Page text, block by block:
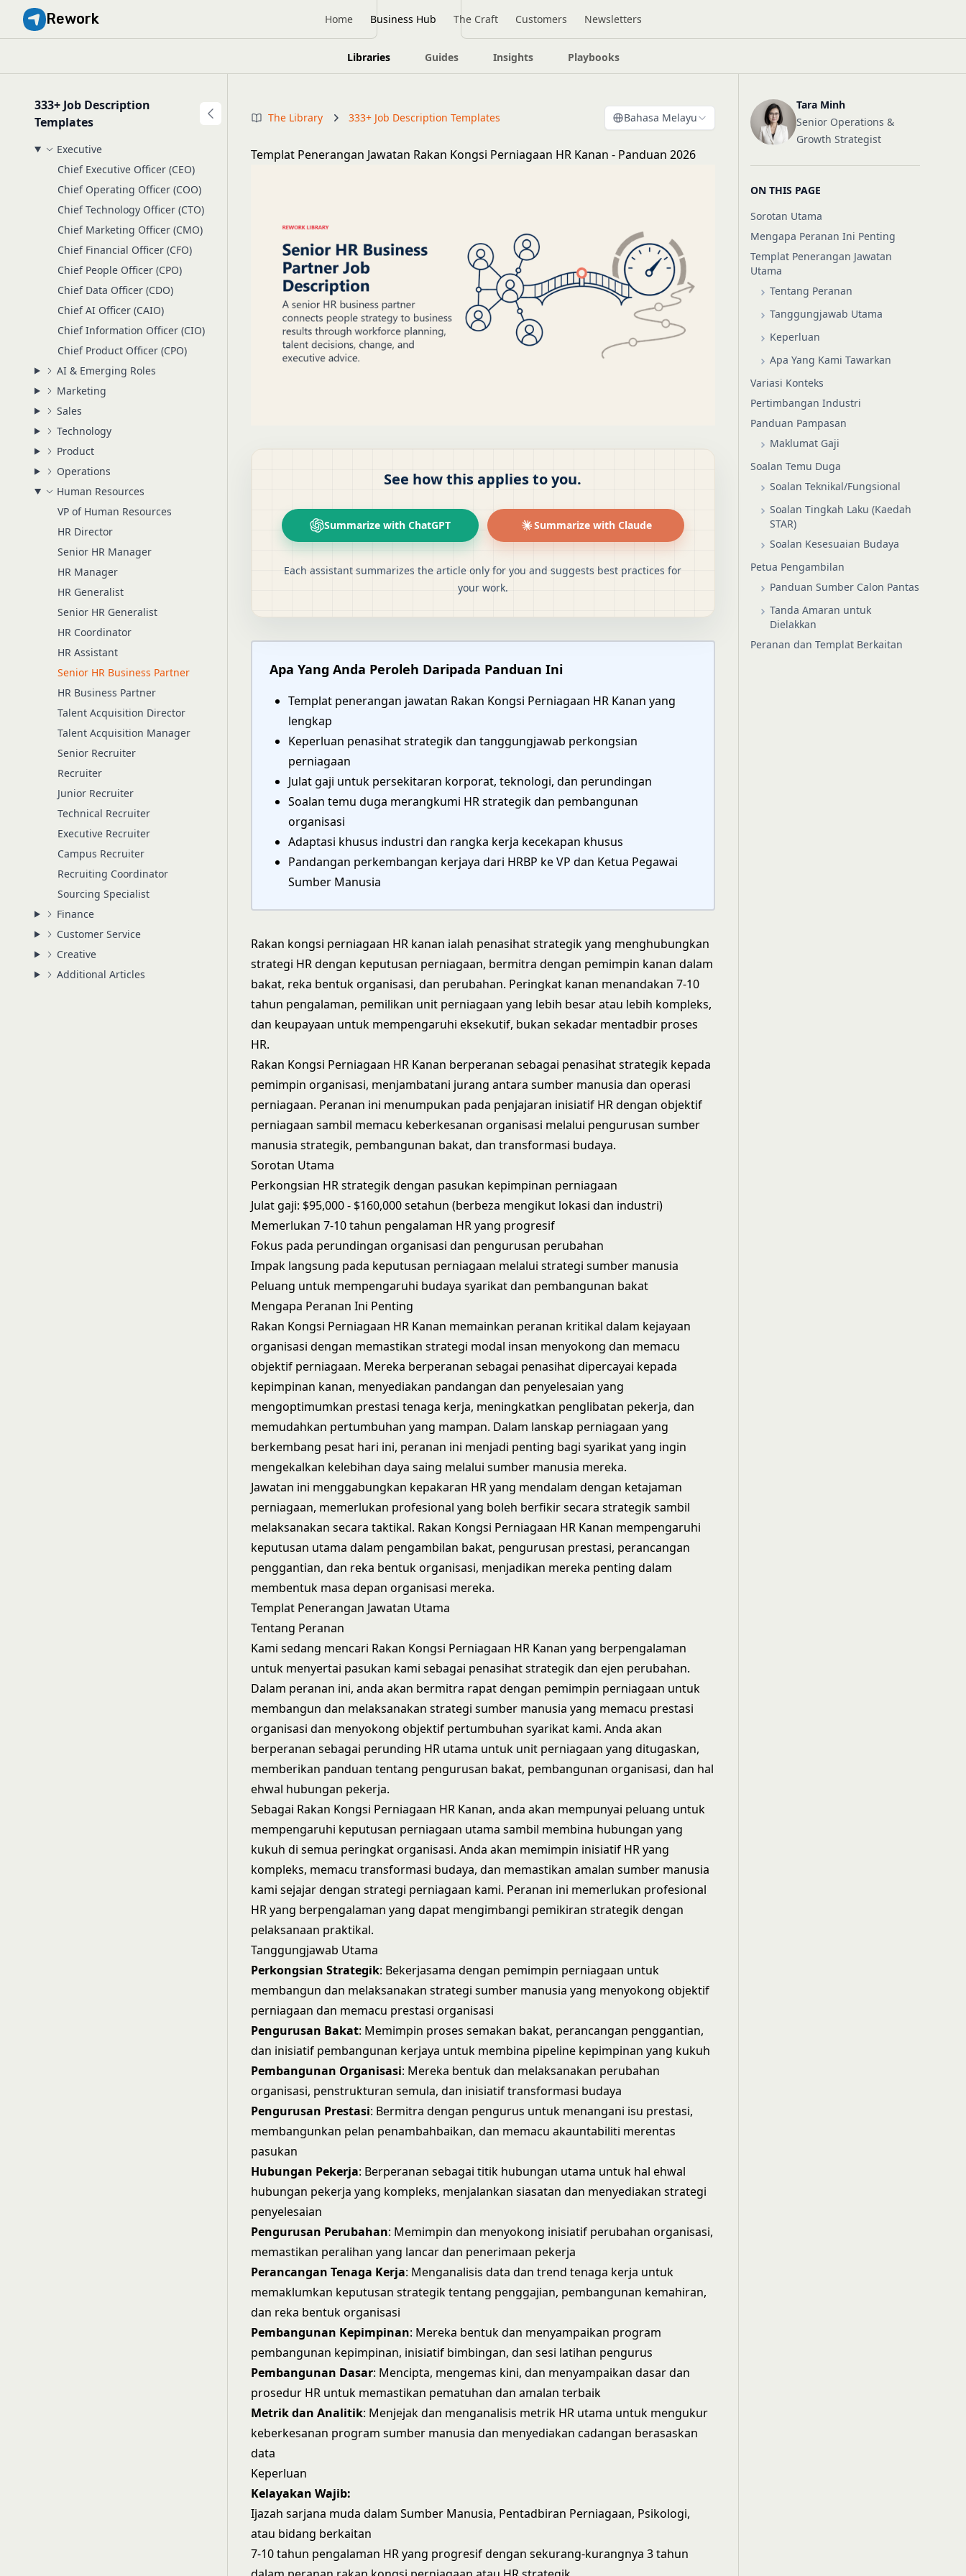
Rework Home Business Hub The Craft Customers Newsletters
Libraries Guides Insights Playbooks
333+ Job Description
Templates
Executive
Chief Executive Officer (CEO)
Chief Operating Officer (COO)
Chief Technology Officer (CTO)
Chief Marketing Officer (CMO)
Chief Financial Officer (CFO)
Chief People Officer (CPO)
Chief Data Officer (CDO)
Chief AI Officer (CAIO)
Chief Information Officer (CIO)
Chief Product Officer (CPO)
AI & Emerging Roles
Marketing
Sales
Technology
Product
Operations
Human Resources
VP of Human Resources
HR Director
Senior HR Manager
HR Manager
HR Generalist
Senior HR Generalist
HR Coordinator
HR Assistant
Senior HR Business Partner
HR Business Partner
Talent Acquisition Director
Talent Acquisition Manager
Senior Recruiter
Recruiter
Junior Recruiter
Technical Recruiter
Executive Recruiter
Campus Recruiter
Recruiting Coordinator
Sourcing Specialist
Finance
Customer Service
Creative
Additional Articles
The Library 333+ Job Description Templates Bahasa Melayu
Templat Penerangan Jawatan Rakan Kongsi Perniagaan HR Kanan - Panduan 2026
See how this applies to you.
Summarize with ChatGPT Summarize with Claude
Each assistant summarizes the article only for you and suggests best practices for
your work.
Apa Yang Anda Peroleh Daripada Panduan Ini
Templat penerangan jawatan Rakan Kongsi Perniagaan HR Kanan yang
lengkap
Keperluan penasihat strategik dan tanggungjawab perkongsian
perniagaan
Julat gaji untuk persekitaran korporat, teknologi, dan perundingan
Soalan temu duga merangkumi HR strategik dan pembangunan
organisasi
Adaptasi khusus industri dan rangka kerja kecekapan khusus
Pandangan perkembangan kerjaya dari HRBP ke VP dan Ketua Pegawai
Sumber Manusia
Rakan kongsi perniagaan HR kanan ialah penasihat strategik yang menghubungkan
strategi HR dengan keputusan perniagaan, bermitra dengan pemimpin kanan dalam
bakat, reka bentuk organisasi, dan perubahan. Peringkat kanan menandakan 7-10
tahun pengalaman, pemilikan unit perniagaan yang lebih besar atau lebih kompleks,
dan keupayaan untuk mempengaruhi eksekutif, bukan sekadar mentadbir proses
HR.
Rakan Kongsi Perniagaan HR Kanan berperanan sebagai penasihat strategik kepada
pemimpin organisasi, menjambatani jurang antara sumber manusia dan operasi
perniagaan. Peranan ini menumpukan pada penjajaran inisiatif HR dengan objektif
perniagaan sambil memacu keberkesanan organisasi melalui pengurusan sumber
manusia strategik, pembangunan bakat, dan transformasi budaya.
Sorotan Utama
Perkongsian HR strategik dengan pasukan kepimpinan perniagaan
Julat gaji: $95,000 - $160,000 setahun (berbeza mengikut lokasi dan industri)
Memerlukan 7-10 tahun pengalaman HR yang progresif
Fokus pada perundingan organisasi dan pengurusan perubahan
Impak langsung pada keputusan perniagaan melalui strategi sumber manusia
Peluang untuk mempengaruhi budaya syarikat dan pembangunan bakat
Mengapa Peranan Ini Penting
Rakan Kongsi Perniagaan HR Kanan memainkan peranan kritikal dalam kejayaan
organisasi dengan memastikan strategi modal insan menyokong dan memacu
objektif perniagaan. Mereka berperanan sebagai penasihat dipercayai kepada
kepimpinan kanan, menyediakan pandangan dan penyelesaian yang
mengoptimumkan prestasi tenaga kerja, meningkatkan penglibatan pekerja, dan
memudahkan pertumbuhan yang mampan. Dalam lanskap perniagaan yang
berkembang pesat hari ini, peranan ini menjadi penting bagi syarikat yang ingin
mengekalkan kelebihan daya saing melalui sumber manusia mereka.
Jawatan ini menggabungkan kepakaran HR yang mendalam dengan ketajaman
perniagaan, memerlukan profesional yang boleh berfikir secara strategik sambil
melaksanakan secara taktikal. Rakan Kongsi Perniagaan HR Kanan mempengaruhi
keputusan utama dalam pengambilan bakat, pengurusan prestasi, perancangan
penggantian, dan reka bentuk organisasi, menjadikan mereka penting dalam
membentuk masa depan organisasi mereka.
Templat Penerangan Jawatan Utama
Tentang Peranan
Kami sedang mencari Rakan Kongsi Perniagaan HR Kanan yang berpengalaman
untuk menyertai pasukan kami sebagai penasihat strategik dan ejen perubahan.
Dalam peranan ini, anda akan bermitra rapat dengan pemimpin perniagaan untuk
membangun dan melaksanakan strategi sumber manusia yang memacu prestasi
organisasi dan menyokong objektif pertumbuhan syarikat kami. Anda akan
berperanan sebagai perunding HR utama untuk unit perniagaan yang ditugaskan,
memberikan panduan tentang pengurusan bakat, pembangunan organisasi, dan hal
ehwal hubungan pekerja.
Sebagai Rakan Kongsi Perniagaan HR Kanan, anda akan mempunyai peluang untuk
mempengaruhi keputusan perniagaan utama sambil membina hubungan yang
kukuh di semua peringkat organisasi. Anda akan memimpin inisiatif HR yang
kompleks, memacu transformasi budaya, dan memastikan amalan sumber manusia
kami sejajar dengan strategi perniagaan kami. Peranan ini memerlukan profesional
HR yang berpengalaman yang dapat mengimbangi pemikiran strategik dengan
pelaksanaan praktikal.
Tanggungjawab Utama
Perkongsian Strategik: Bekerjasama dengan pemimpin perniagaan untuk
membangun dan melaksanakan strategi sumber manusia yang menyokong objektif
perniagaan dan memacu prestasi organisasi
Pengurusan Bakat: Memimpin proses semakan bakat, perancangan penggantian,
dan inisiatif pembangunan kerjaya untuk membina pipeline kepimpinan yang kukuh
Pembangunan Organisasi: Mereka bentuk dan melaksanakan perubahan
organisasi, penstrukturan semula, dan inisiatif transformasi budaya
Pengurusan Prestasi: Bermitra dengan pengurus untuk menangani isu prestasi,
membangunkan pelan penambahbaikan, dan memacu akauntabiliti merentas
pasukan
Hubungan Pekerja: Berperanan sebagai titik hubungan utama untuk hal ehwal
hubungan pekerja yang kompleks, menjalankan siasatan dan menyediakan strategi
penyelesaian
Pengurusan Perubahan: Memimpin dan menyokong inisiatif perubahan organisasi,
memastikan peralihan yang lancar dan penerimaan pekerja
Perancangan Tenaga Kerja: Menganalisis data dan trend tenaga kerja untuk
memaklumkan keputusan strategik tentang penggajian, pembangunan kemahiran,
dan reka bentuk organisasi
Pembangunan Kepimpinan: Mereka bentuk dan menyampaikan program
pembangunan kepimpinan, inisiatif bimbingan, dan sesi latihan pengurus
Pembangunan Dasar: Mencipta, mengemas kini, dan menyampaikan dasar dan
prosedur HR untuk memastikan pematuhan dan amalan terbaik
Metrik dan Analitik: Menjejak dan menganalisis metrik HR utama untuk mengukur
keberkesanan program sumber manusia dan menyediakan cadangan berasaskan
data
Keperluan
Kelayakan Wajib:
Ijazah sarjana muda dalam Sumber Manusia, Pentadbiran Perniagaan, Psikologi,
atau bidang berkaitan
7-10 tahun pengalaman HR yang progresif dengan sekurang-kurangnya 3 tahun
Tara Minh
Senior Operations &
Growth Strategist
ON THIS PAGE
Sorotan Utama
Mengapa Peranan Ini Penting
Templat Penerangan Jawatan
Utama
Tentang Peranan
Tanggungjawab Utama
Keperluan
Apa Yang Kami Tawarkan
Variasi Konteks
Pertimbangan Industri
Panduan Pampasan
Maklumat Gaji
Soalan Temu Duga
Soalan Teknikal/Fungsional
Soalan Tingkah Laku (Kaedah
STAR)
Soalan Kesesuaian Budaya
Petua Pengambilan
Panduan Sumber Calon Pantas
Tanda Amaran untuk
Dielakkan
Peranan dan Templat Berkaitan